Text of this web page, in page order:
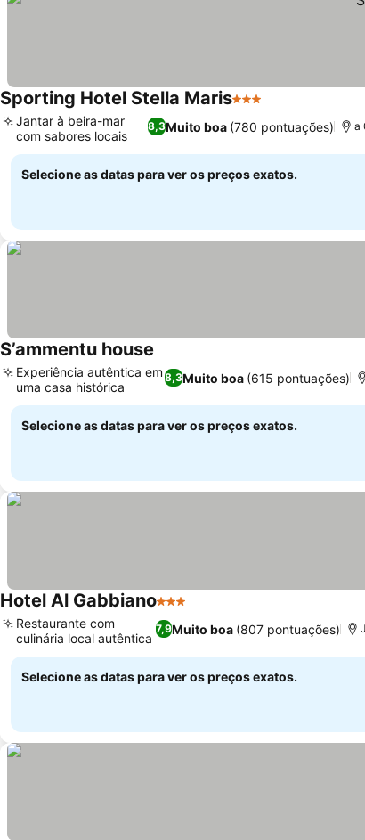
Sporting Hotel Stella Maris3 Estrelas
8,3Muito boa (780 pontuações)
Jantar à beira-mar
com sabores locais
a
Selecione as datas para ver os preços exatos.
S’ammentu house
8,3Muito boa (615 pontuações)
Experiência autêntica em
uma casa histórica
Selecione as datas para ver os preços exatos.
Hotel Al Gabbiano3 Estrelas
7,9Muito boa (807 pontuações)
Restaurante com
culinária local autêntica
Selecione as datas para ver os preços exatos.